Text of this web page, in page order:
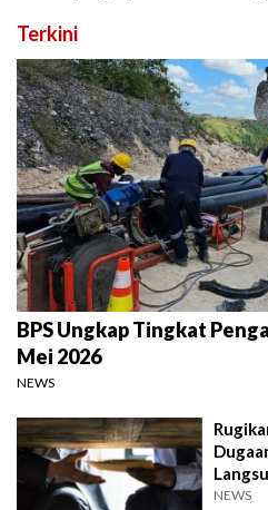
Terkini
BPS Ungkap Tingkat
Mei 2026
NEWS
NEWS